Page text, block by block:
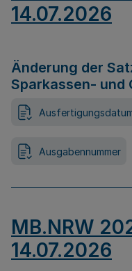
14.07.2026
Änderung der
Sparkassen- und
Ausgabennummer
MB.NRW
14.07.2026